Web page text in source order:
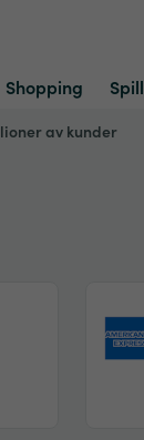
Shopping Spill
av kunder